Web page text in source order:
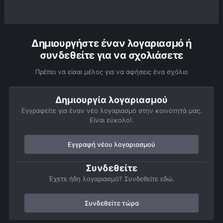
Δημιουργήστε έναν λογαριασμό ή
συνδεθείτε για να σχολιάσετε
Πρέπει να είσαι μέλος για να αφήσεις ένα σχόλιο
Δημιουργία λογαριασμού
Εγγραφείτε για έναν νέο λογαριασμό στην κοινότητά μας.
Είναι εύκολο!.
Εγγραφή νέου λογαριασμού
Συνδεθείτε
Έχετε ήδη λογαριασμό? Συνδεθείτε εδώ.
Συνδεθείτε τώρα